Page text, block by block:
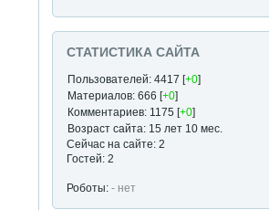
СТАТИСТИКА САЙТА
Пользователей: 4417 [+0]
Материалов: 666 [+0]
Комментариев: 1175 [+0]
Возраст сайта: 15 лет 10 мес.
Сейчас на сайте: 2
Гостей: 2
Роботы:- нет